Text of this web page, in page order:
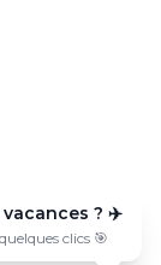
? ✈️
clics 🎯